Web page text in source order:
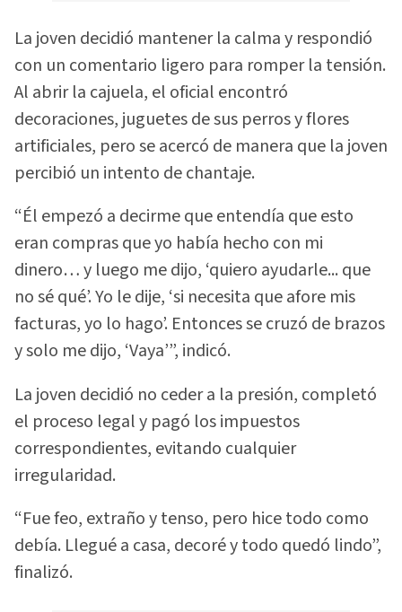
La joven decidió mantener la calma y respondió
con un comentario ligero para romper la tensión.
Al abrir la cajuela, el oficial encontró
decoraciones, juguetes de sus perros y flores
artificiales, pero se acercó de manera que la joven
percibió un intento de chantaje.
“Él empezó a decirme que entendía que esto
eran compras que yo había hecho con mi
dinero… y luego me dijo, ‘quiero ayudarle... que
no sé qué’. Yo le dije, ‘si necesita que afore mis
facturas, yo lo hago’. Entonces se cruzó de brazos
y solo me dijo, ‘Vaya’”, indicó.
La joven decidió no ceder a la presión, completó
el proceso legal y pagó los impuestos
correspondientes, evitando cualquier
irregularidad.
“Fue feo, extraño y tenso, pero hice todo como
debía. Llegué a casa, decoré y todo quedó lindo”,
finalizó.